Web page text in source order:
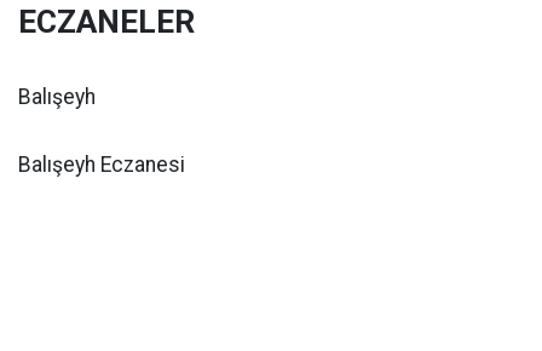
ECZANELER
Balışeyh
Balışeyh Eczanesi